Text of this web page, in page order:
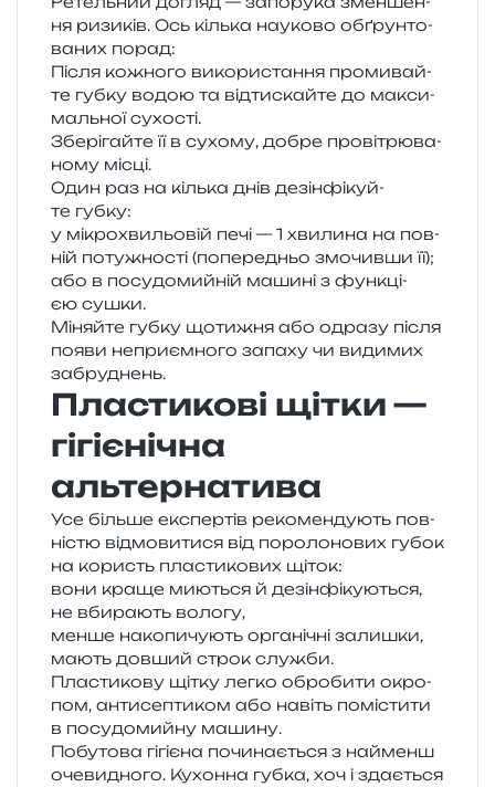
ня ризи­ків. Ось кіль­ка нау­ко­во обґрун­то­
ва­них порад:
Після кожно­го вико­ри­ста­н­ня про­ми­вай­
те губку водою та від­ти­скай­те до макси­
маль­ної сухості.
Зберігайте її в сухо­му, добре про­ві­трю­ва­
но­му місці.
Один раз на кіль­ка днів дезін­фі­куй­
те губку:
у мікро­хви­льо­вій печі — 1 хви­ли­на на пов­
ній поту­жно­сті (попе­ре­дньо змо­чив­ши її);
або в посу­до­мий­ній маши­ні з фун­кці­
єю сушки.
Міняйте губку щоти­жня або одра­зу після
появи непри­єм­но­го запа­ху чи види­мих
забруднень.
Пластикові щітки —
гігієнічна
альтернатива
Усе біль­ше екс­пер­тів реко­мен­ду­ють пов­
ні­стю від­мо­ви­ти­ся від поро­ло­но­вих губок
на користь пла­сти­ко­вих щіток:
вони краще мию­ться й дезінфікуються,
не вби­ра­ють вологу,
менше нако­пи­чу­ють орга­ні­чні залишки,
мають дов­ший строк служби.
Пластикову щітку легко обро­би­ти окро­
пом, анти­се­пти­ком або навіть помі­сти­ти
в посу­до­мий­ну машину.
Побутова гігі­є­на почи­на­є­ться з най­менш
оче­ви­дно­го. Кухонна губка, хоч і зда­є­ться